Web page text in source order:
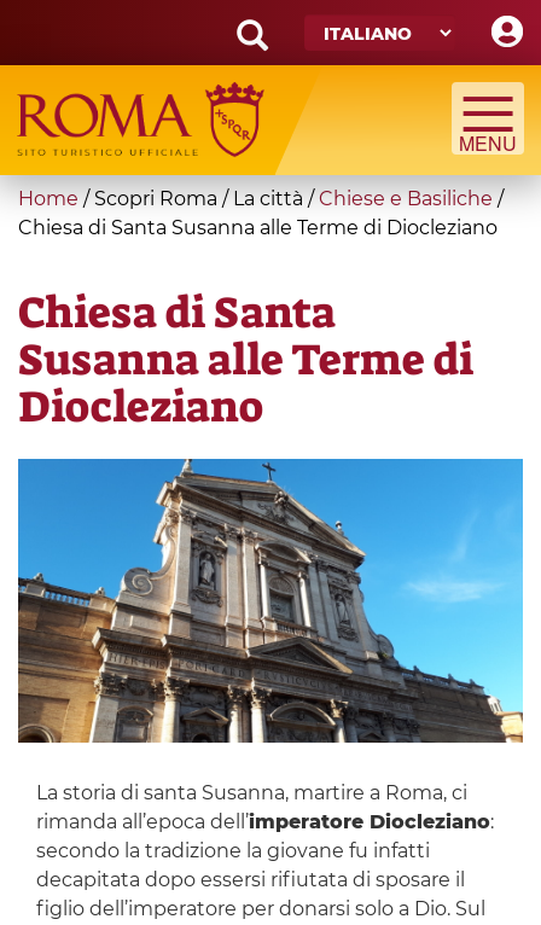
main
content
Search
form
Cerca
You
are
Home / Scopri Roma / La città / Chiese e Basiliche /
Chiesa di Santa Susanna alle Terme di Diocleziano
Chiesa di Santa
Susanna alle Terme di
Diocleziano
La storia di santa Susanna, martire a Roma, ci
rimanda all’epoca dell’imperatore Diocleziano:
secondo la tradizione la giovane fu infatti
decapitata dopo essersi rifiutata di sposare il
figlio dell’imperatore per donarsi solo a Dio. Sul